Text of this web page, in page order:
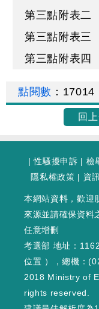
第三點附表二
第三點附表三
第三點附表四
點閱數 ： 17014
回
|性騷擾申訴 | 檢
隱私權政策 | 資
本網站資料，歡迎
來源並請確保資料
任意增刪
考選部 地址：
位置 ），總機：
2018 Ministry of
rights reserved.